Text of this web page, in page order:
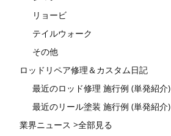
リョービ
テイルウォーク
その他
ロッドリペア修理＆カスタム日記
最近のロッド修理 施行例 (単発紹介)
最近のリール塗装 施行例 (単発紹介)
業界ニュース >全部見る